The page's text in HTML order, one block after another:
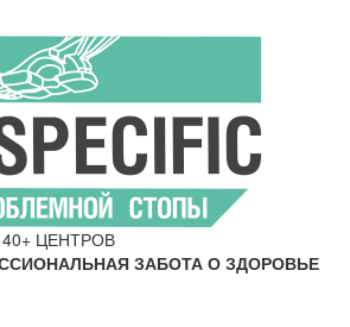
ЦЕНТРОВ
ЗАБОТА О ЗДОРОВЬЕ